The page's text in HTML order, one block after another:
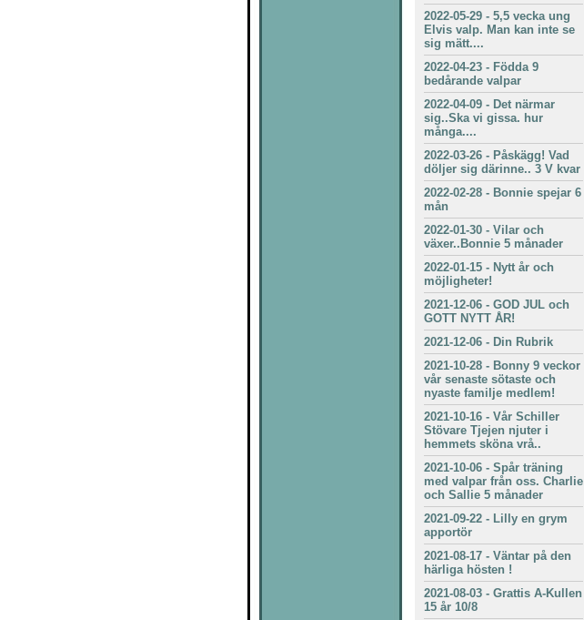
2022-05-29 - 5,5 vecka ung
Elvis valp. Man kan inte se
sig mätt....
2022-04-23 - Födda 9
bedårande valpar
2022-04-09 - Det närmar
sig..Ska vi gissa. hur
många....
2022-03-26 - Påskägg! Vad
döljer sig därinne.. 3 V kvar
2022-02-28 - Bonnie spejar 6
mån
2022-01-30 - Vilar och
växer..Bonnie 5 månader
2022-01-15 - Nytt år och
möjligheter!
2021-12-06 - GOD JUL och
GOTT NYTT ÅR!
2021-12-06 - Din Rubrik
2021-10-28 - Bonny 9 veckor
vår senaste sötaste och
nyaste familje medlem!
2021-10-16 - Vår Schiller
Stövare Tjejen njuter i
hemmets sköna vrå..
2021-10-06 - Spår träning
med valpar från oss. Charlie
och Sallie 5 månader
2021-09-22 - Lilly en grym
apportör
2021-08-17 - Väntar på den
härliga hösten !
2021-08-03 - Grattis A-Kullen
15 år 10/8